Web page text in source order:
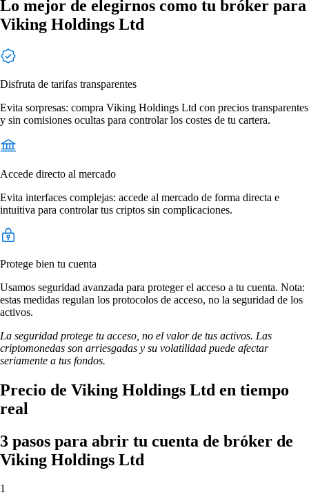
Lo mejor de elegirnos como tu bróker para
Viking Holdings Ltd
Disfruta de tarifas transparentes
Evita sorpresas: compra Viking Holdings Ltd con precios transparentes
y sin comisiones ocultas para controlar los costes de tu cartera.
Accede directo al mercado
Evita interfaces complejas: accede al mercado de forma directa e
intuitiva para controlar tus criptos sin complicaciones.
Protege bien tu cuenta
Usamos seguridad avanzada para proteger el acceso a tu cuenta. Nota:
estas medidas regulan los protocolos de acceso, no la seguridad de los
activos.
La seguridad protege tu acceso, no el valor de tus activos. Las
criptomonedas son arriesgadas y su volatilidad puede afectar
seriamente a tus fondos.
Precio de Viking Holdings Ltd en tiempo
real
3 pasos para abrir tu cuenta de bróker de
Viking Holdings Ltd
1